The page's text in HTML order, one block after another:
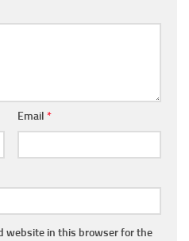
Email *
website in this browser for the